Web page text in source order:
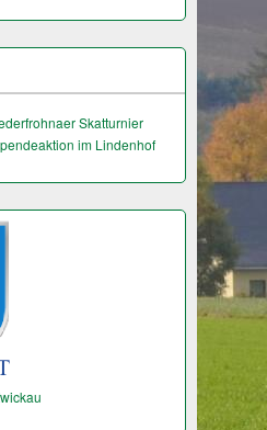
Skatturnier
im Lindenhof